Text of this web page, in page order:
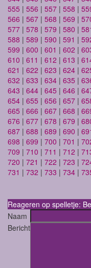
555 | 556 | 557 | 558 |
566 | 567 | 568 | 569 |
577 | 578 | 579 | 580 |
588 | 589 | 590 | 591 |
599 | 600 | 601 | 602 |
610 | 611 | 612 | 613 |
621 | 622 | 623 | 624 |
632 | 633 | 634 | 635 |
643 | 644 | 645 | 646 |
654 | 655 | 656 | 657 |
665 | 666 | 667 | 668 |
676 | 677 | 678 | 679 |
687 | 688 | 689 | 690 |
698 | 699 | 700 | 701 |
709 | 710 | 711 | 712 |
720 | 721 | 722 | 723 |
731 | 732 | 733 | 734 |
Reageren op spelletje:
Naam
Bericht